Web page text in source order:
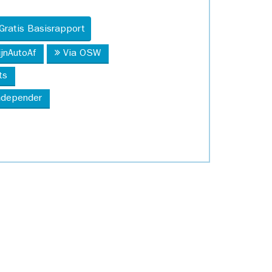
Basisrapport
Via OSW